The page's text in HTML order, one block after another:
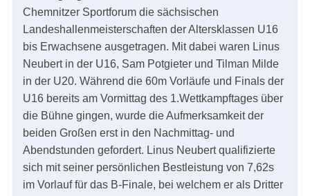
Chemnitzer Sportforum die sächsischen
Landeshallenmeisterschaften der Altersklassen U16
bis Erwachsene ausgetragen. Mit dabei waren Linus
Neubert in der U16, Sam Potgieter und Tilman Milde
in der U20. Während die 60m Vorläufe und Finals der
U16 bereits am Vormittag des 1.Wettkampftages über
die Bühne gingen, wurde die Aufmerksamkeit der
beiden Großen erst in den Nachmittag- und
Abendstunden gefordert. Linus Neubert qualifizierte
sich mit seiner persönlichen Bestleistung von 7,62s
im Vorlauf für das B-Finale, bei welchem er als Dritter